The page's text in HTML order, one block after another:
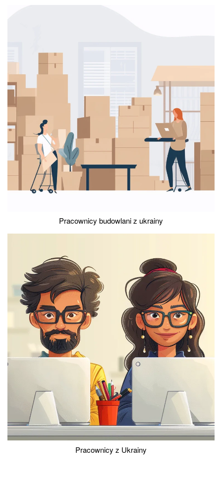
Pracownicy budowlani z ukrainy
Pracownicy z Ukrainy